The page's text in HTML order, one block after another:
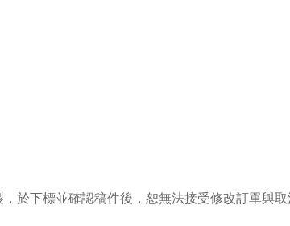
於下標並確認稿件後，恕無法接受修改訂單與